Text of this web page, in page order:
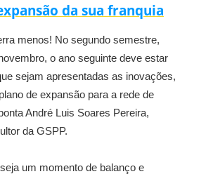
da sua franquia
menos! No segundo semestre,
o ano seguinte deve estar
sejam apresentadas as inovações,
de expansão para a rede de
André Luis Soares Pereira,
da GSPP.
um momento de balanço e